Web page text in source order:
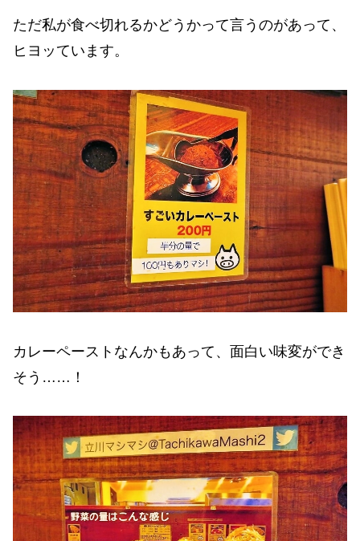
ただ私が食べ切れるかどうかって言うのがあって、
ヒヨッています。
カレーペーストなんかもあって、面白い味変ができ
そう……！